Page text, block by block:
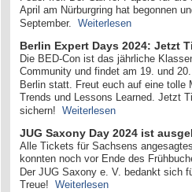
April am Nürburgring hat begonnen
September.
Weiterlesen
Berlin Expert Days 2024: Jetzt
Die BED-Con ist das jährliche
Community und findet am 19. und
Berlin statt. Freut euch auf eine tolle
Trends und Lessons Learned. Jetzt
sichern! Weiterlesen
JUG Saxony Day 2024 ist
Alle Tickets für Sachsens
konnten noch vor Ende des
Der JUG Saxony e. V. bedankt sich
Treue! Weiterlesen